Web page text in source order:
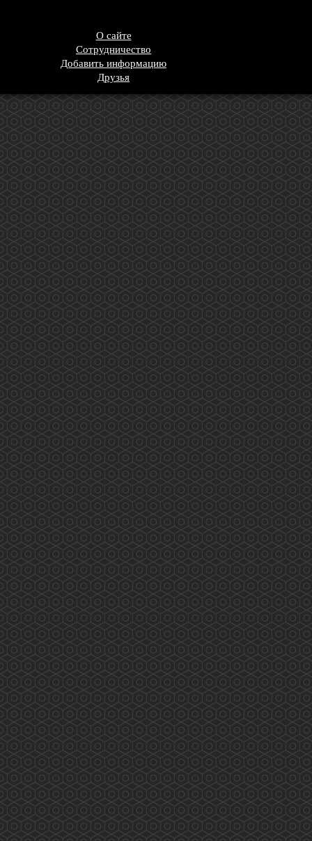
О сайте
Сотрудничество
Добавить информацию
Друзья